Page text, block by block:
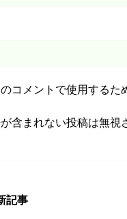
コメントで使用するた
含まれない投稿は無視
記事